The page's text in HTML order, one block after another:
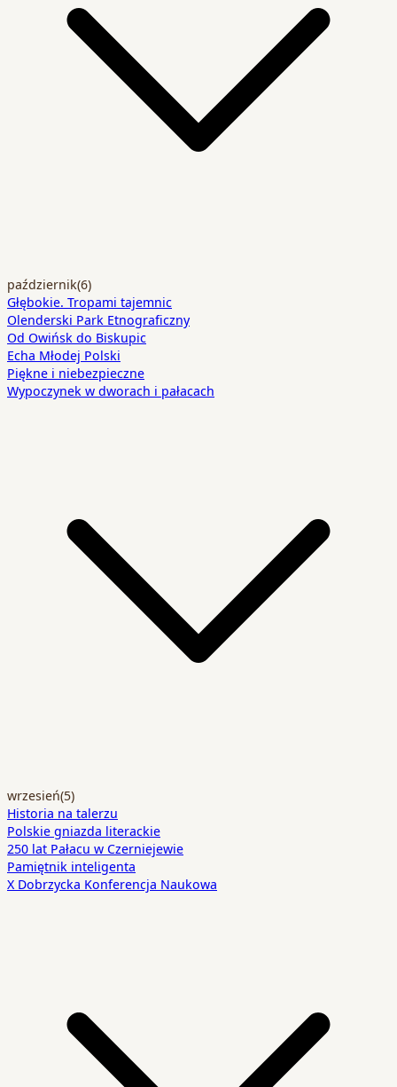
październik(6)
Głębokie. Tropami tajemnic
Olenderski Park Etnograficzny
Od Owińsk do Biskupic
Echa Młodej Polski
Piękne i niebezpieczne
Wypoczynek w dworach i pałacach
wrzesień(5)
Historia na talerzu
Polskie gniazda literackie
250 lat Pałacu w Czerniejewie
Pamiętnik inteligenta
X Dobrzycka Konferencja Naukowa